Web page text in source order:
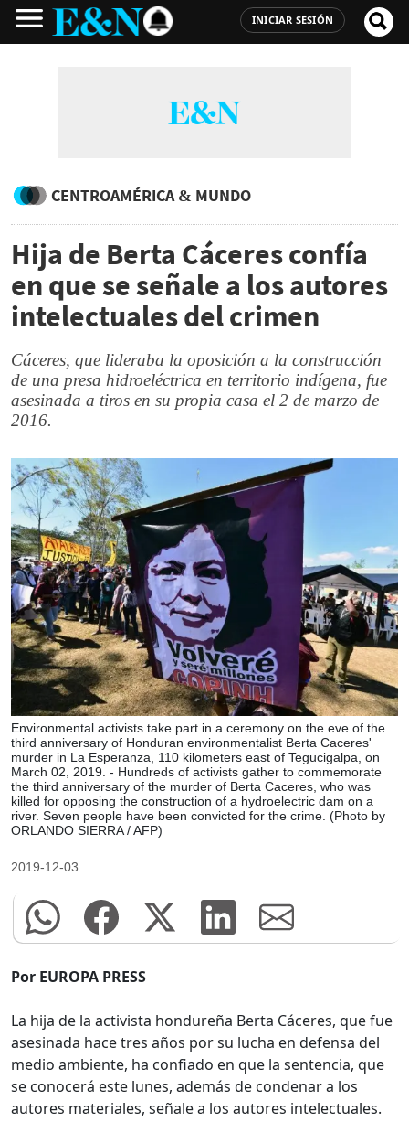
INICIAR SESIÓN
CENTROAMÉRICA & MUNDO
Hija de Berta Cáceres confía
en que se señale a los autores
intelectuales del crimen
Cáceres, que lideraba la oposición a la construcción
de una presa hidroeléctrica en territorio indígena, fue
asesinada a tiros en su propia casa el 2 de marzo de
2016.
Environmental activists take part in a ceremony on the eve of the
third anniversary of Honduran environmentalist Berta Caceres'
murder in La Esperanza, 110 kilometers east of Tegucigalpa, on
March 02, 2019. - Hundreds of activists gather to commemorate
the third anniversary of the murder of Berta Caceres, who was
killed for opposing the construction of a hydroelectric dam on a
river. Seven people have been convicted for the crime. (Photo by
ORLANDO SIERRA / AFP)
2019-12-03
Por EUROPA PRESS
La hija de la activista hondureña Berta Cáceres, que fue
asesinada hace tres años por su lucha en defensa del
medio ambiente, ha confiado en que la sentencia, que
se conocerá este lunes, además de condenar a los
autores materiales, señale a los autores intelectuales.